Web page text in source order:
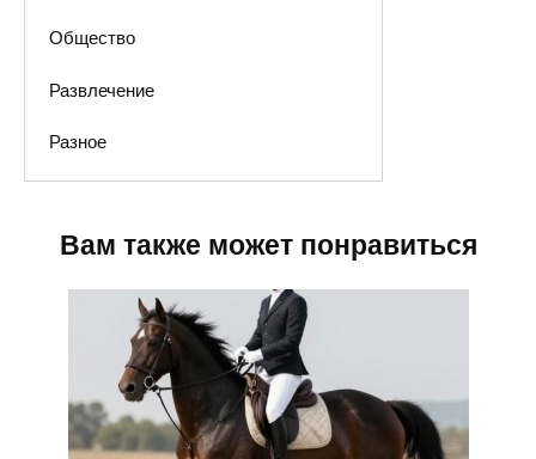
Общество
Развлечение
Разное
Вам также может понравиться